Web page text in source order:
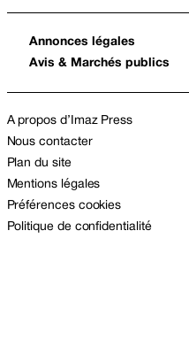
Annonces légales
Avis & Marchés publics
A propos d’Imaz Press
Nous contacter
Plan du site
Mentions légales
Préférences cookies
Politique de confidentialité